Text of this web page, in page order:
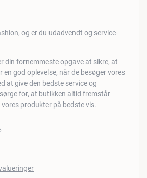
og er du udadvendt og service-
din fornemmeste opgave at sikre, at
en god oplevelse, når de besøger vores
at give den bedste service og
for, at butikken altid fremstår
produkter på bedste vis.